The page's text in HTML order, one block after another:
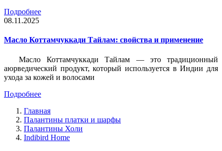
Подробнее
08.11.2025
Масло Коттамчуккади Тайлам: свойства и применение
Масло Коттамчуккади Тайлам — это традиционный
аюрведический продукт, который используется в Индии для
ухода за кожей и волосами
Подробнее
Главная
Палантины платки и шарфы
Палантины Холи
Indibird Home